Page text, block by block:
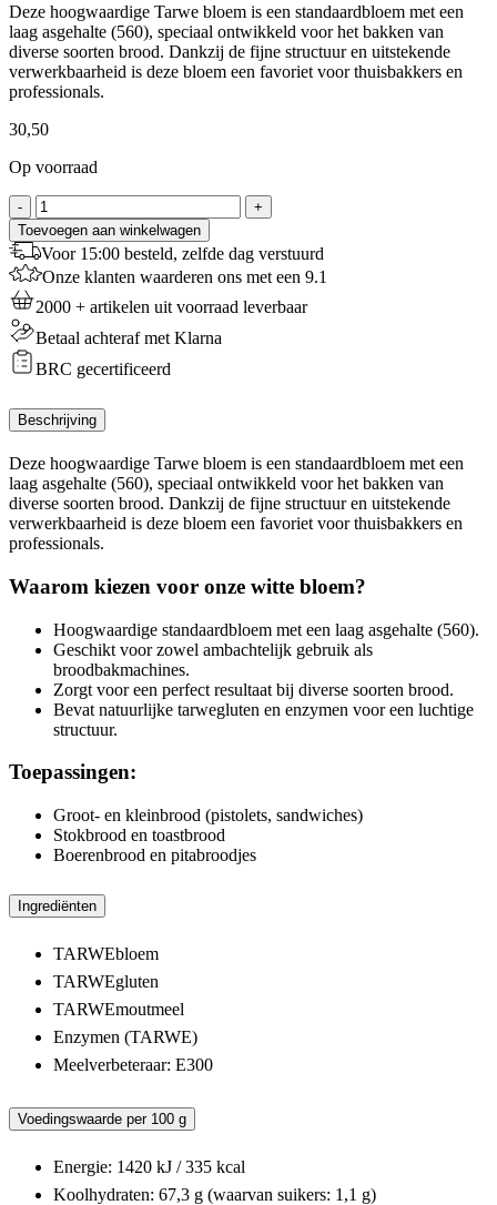
Deze hoogwaardige Tarwe bloem is een standaardbloem met een
laag asgehalte (560), speciaal ontwikkeld voor het bakken van
diverse soorten brood. Dankzij de fijne structuur en uitstekende
verwerkbaarheid is deze bloem een favoriet voor thuisbakkers en
professionals.
30,50
Op voorraad
-
Dossche
Mills
Elite
/
Witte
Bloem
25
Kg
+
Toevoegen aan winkelwagen
Voor 15:00 besteld, zelfde dag verstuurd
Onze klanten waarderen ons met een 9.1
2000 + artikelen uit voorraad leverbaar
Betaal achteraf met Klarna
BRC gecertificeerd
Beschrijving
Deze hoogwaardige Tarwe bloem is een standaardbloem met een
laag asgehalte (560), speciaal ontwikkeld voor het bakken van
diverse soorten brood. Dankzij de fijne structuur en uitstekende
verwerkbaarheid is deze bloem een favoriet voor thuisbakkers en
professionals.
Waarom kiezen voor onze witte bloem?
Hoogwaardige standaardbloem met een laag asgehalte (560).
Geschikt voor zowel ambachtelijk gebruik als
broodbakmachines.
Zorgt voor een perfect resultaat bij diverse soorten brood.
Bevat natuurlijke tarwegluten en enzymen voor een luchtige
structuur.
Toepassingen:
Groot- en kleinbrood (pistolets, sandwiches)
Stokbrood en toastbrood
Boerenbrood en pitabroodjes
Ingrediënten
TARWEbloem
TARWEgluten
TARWEmoutmeel
Enzymen (TARWE)
Meelverbeteraar: E300
Voedingswaarde per 100 g
Energie: 1420 kJ / 335 kcal
Koolhydraten: 67,3 g (waarvan suikers: 1,1 g)